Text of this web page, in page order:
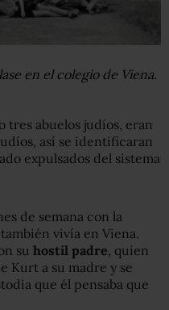
en el colegio de Viena.
tres abuelos judíos, eran
así se identificaran
expulsados del sistema
de semana con la
vivía en Viena.
su hostil padre , quien
Kurt a su madre y se
que él pensaba que